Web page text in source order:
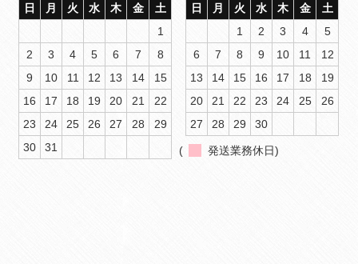
日
月 火 水 木 金
土
1
2
3 4 5 6 7
8
9
10 11 12 13 14
15
16
17 18 19 20 21
22
23
24 25 26 27 28
29
30
31
日
月 火 水 木 金
土
1
2 3 4
5
6
7 8 9 10 11
12
13
14 15 16 17 18
19
20
21 22 23 24 25
26
27
28 29 30
( 発送業務休日)